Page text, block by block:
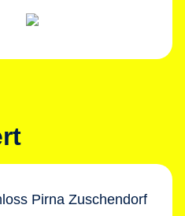
Pirna Zuschendorf